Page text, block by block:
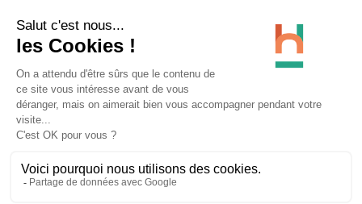
Presse
Politique de confidentialitéMentions légales